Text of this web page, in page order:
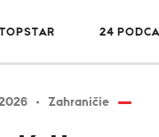
TOPSTAR 24
Zahraničie